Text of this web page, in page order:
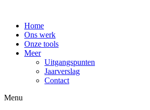
Home
Ons werk
Onze tools
Meer
Uitgangspunten
Jaarverslag
Contact
Menu